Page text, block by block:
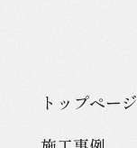
トップページ